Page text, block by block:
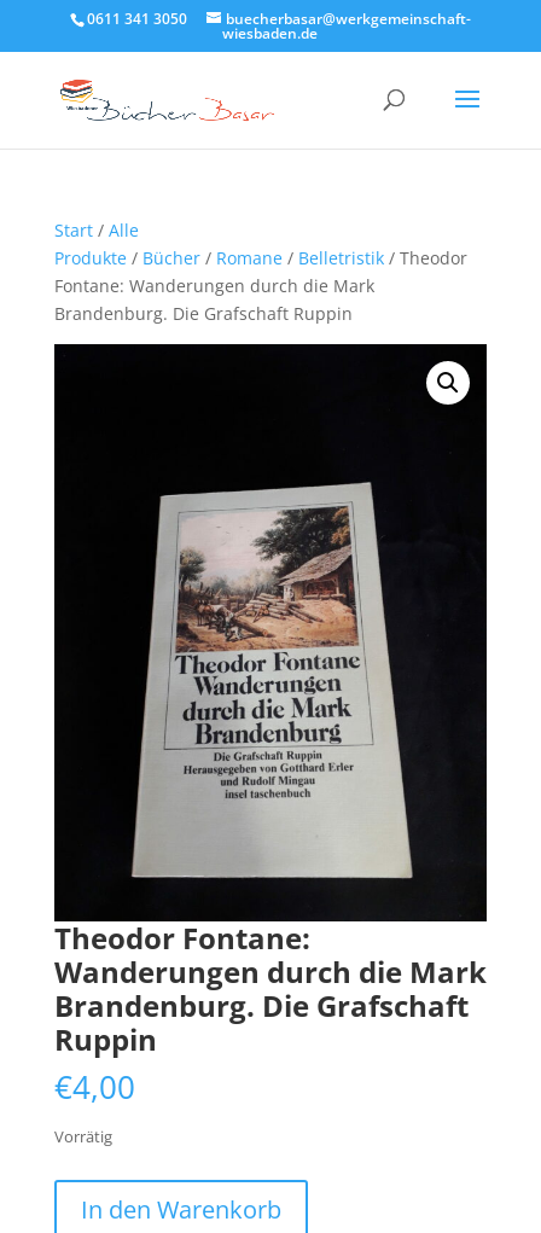
0611 341 3050 buecherbasar@werkgemeinschaft-
wiesbaden.de
Start/ Alle
Produkte/ Bücher/ Romane/ Belletristik/ Theodor
Fontane: Wanderungen durch die Mark
Brandenburg. Die Grafschaft Ruppin
Theodor Fontane:
Wanderungen durch die Mark
Brandenburg. Die Grafschaft
Ruppin
€4,00
Vorrätig
Fontane:
In den Warenkorb